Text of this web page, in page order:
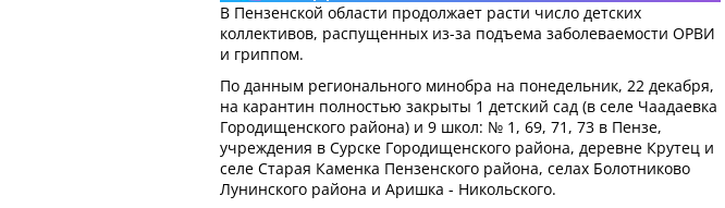
В Пензенской области продолжает расти число детских
коллективов, распущенных из-за подъема заболеваемости ОРВИ
и гриппом.
По данным регионального минобра на понедельник, 22 декабря,
на карантин полностью закрыты 1 детский сад (в селе Чаадаевка
Городищенского района) и 9 школ: № 1, 69, 71, 73 в Пензе,
учреждения в Сурске Городищенского района, деревне Крутец и
селе Старая Каменка Пензенского района, селах Болотниково
Лунинского района и Аришка - Никольского.